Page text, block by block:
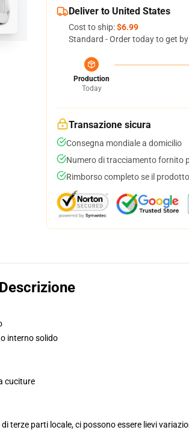
Deliver to United States
Cost to ship:$6.99
Standard - Order today to get by
Production
Today
Transazione sicura
Consegna mondiale a domicilio
Numero di tracciamento fornito
Rimborso completo se il
Descrizione
interno solido
cuciture
terze parti locale, ci possono essere lievi